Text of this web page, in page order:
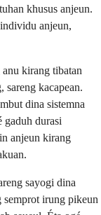
khusus anjeun.
anjeun,
kirang tibatan
sareng kacapean.
dina sistemna
gaduh durasi
anjeun kirang
sayogi dina
semprot irung pikeun